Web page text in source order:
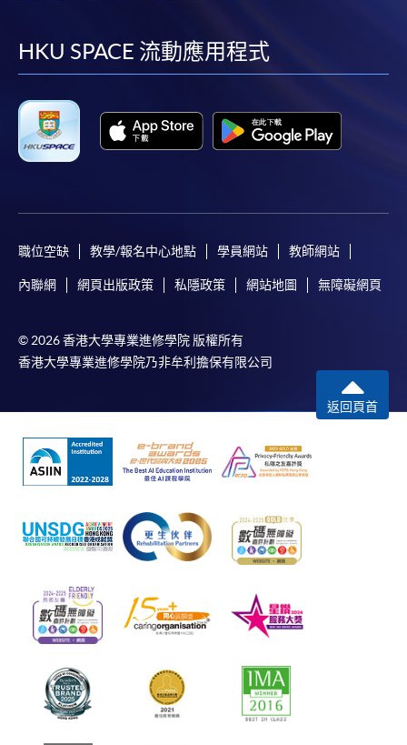
facebook
youtube
linkedin
HKU SPACE 流動應用程式
職位空缺 教學/報名中心地點 學員網站 教師網站
內聯網 網頁出版政策 私隱政策 網站地圖 無障礙網頁
© 2026 香港大學專業進修學院 版權所有
香港大學專業進修學院乃非牟利擔保有限公司
返回頁首